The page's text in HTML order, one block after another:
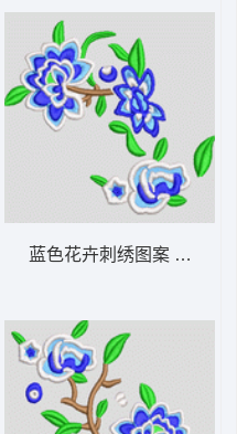
蓝色花卉刺绣图案 汉服